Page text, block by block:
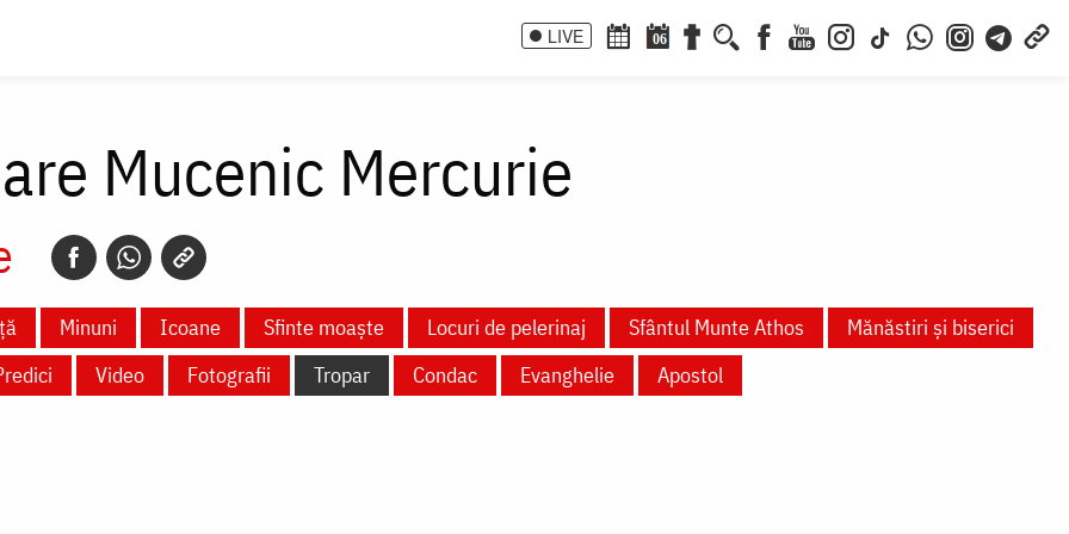
LIVE 06
Mucenic Mercurie
Minuni Icoane Sfinte moaște Locuri de pelerinaj Sfântul Munte Athos
Mănăstiri și biserici
Video Fotografii Tropar Condac Evanghelie Apostol